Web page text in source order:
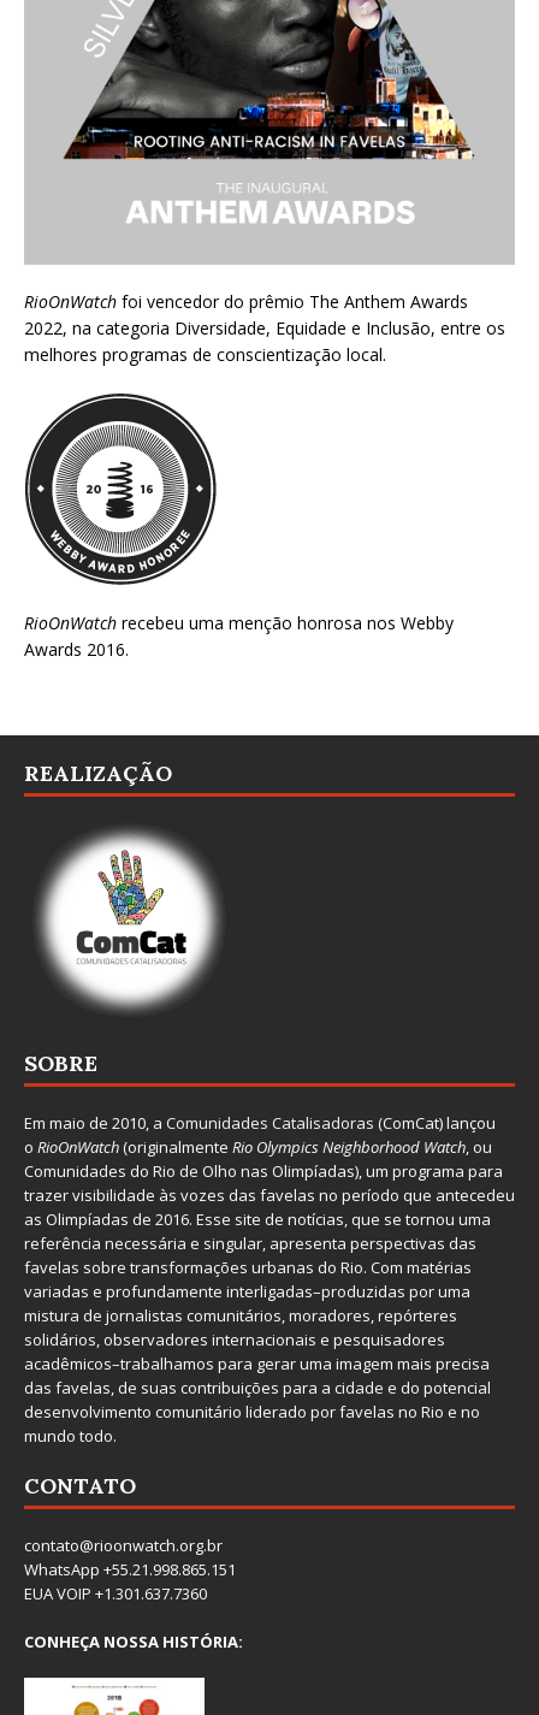
RioOnWatch foi vencedor do prêmio The Anthem Awards
2022, na categoria Diversidade, Equidade e Inclusão, entre os
melhores programas de conscientização local.
RioOnWatch recebeu uma menção honrosa nos Webby
Awards 2016.
REALIZAÇÃO
SOBRE
Em maio de 2010, a Comunidades Catalisadoras (ComCat) lançou
o RioOnWatch(originalmente Rio Olympics Neighborhood Watch, ou
Comunidades do Rio de Olho nas Olimpíadas), um programa para
trazer visibilidade às vozes das favelas no período que antecedeu
as Olimpíadas de 2016. Esse site de notícias, que se tornou uma
referência necessária e singular, apresenta perspectivas das
favelas sobre transformações urbanas do Rio. Com matérias
variadas e profundamente interligadas–produzidas por uma
mistura de jornalistas comunitários, moradores, repórteres
solidários, observadores internacionais e pesquisadores
acadêmicos–trabalhamos para gerar uma imagem mais precisa
das favelas, de suas contribuições para a cidade e do potencial
desenvolvimento comunitário liderado por favelas no Rio e no
mundo todo.
CONTATO
contato@rioonwatch.org.br
WhatsApp +55.21.998.865.151
EUA VOIP +1.301.637.7360
CONHEÇA NOSSA HISTÓRIA: